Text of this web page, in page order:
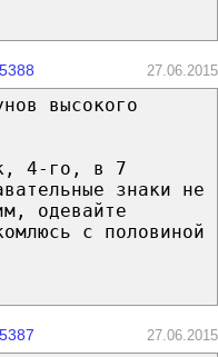
27.06.2015
высокого
4-го, в 7
знаки не
одевайте
с половиной
27.06.2015